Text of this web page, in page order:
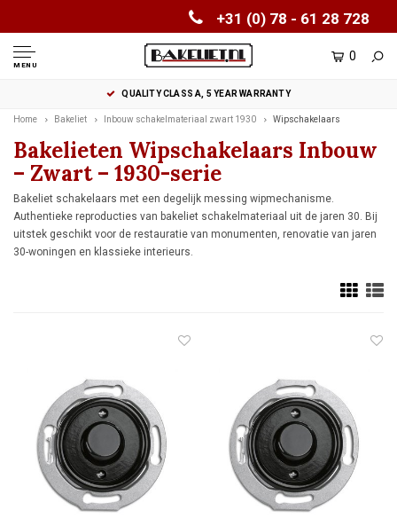
+31 (0) 78 - 61 28 728
MENU
0
QUALITY CLASS A, 5 YEAR WARRANTY
Home Bakeliet Inbouw schakelmateriaal zwart 1930 Wipschakelaars
Bakelieten Wipschakelaars Inbouw
– Zwart – 1930-serie
Bakeliet schakelaars met een degelijk messing wipmechanisme.
Authentieke reproducties van bakeliet schakelmateriaal uit de jaren 30. Bij
uitstek geschikt voor de restauratie van monumenten, renovatie van jaren
30-woningen en klassieke interieurs.